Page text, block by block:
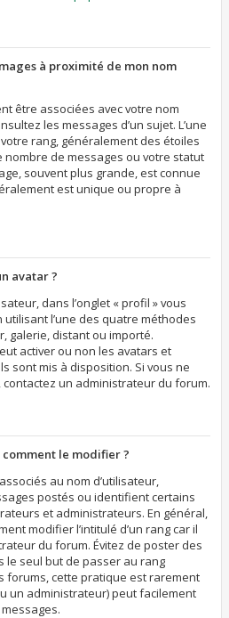
à proximité de mon nom
être associées avec votre nom
les messages d’un sujet. L’une
rang, généralement des étoiles
de messages ou votre statut
souvent plus grande, est connue
est unique ou propre à
avatar ?
dans l’onglet « profil » vous
l’une des quatre méthodes
galerie, distant ou importé.
activer ou non les avatars et
sont mis à disposition. Si vous ne
contactez un administrateur du forum.
comment le modifier ?
au nom d’utilisateur,
postés ou identifient certains
et administrateurs. En général,
modifier l’intitulé d’un rang car il
du forum. Évitez de poster des
le seul but de passer au rang
forums, cette pratique est rarement
un administrateur) peut facilement